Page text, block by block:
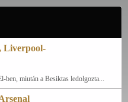
Liverpool-
ben, miután a Besiktas ledolgozta...